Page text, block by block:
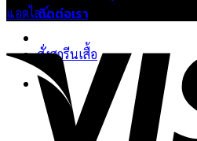
ติดต่อเรา
สั่งสกรีนเสื้อ
แอดไลน์